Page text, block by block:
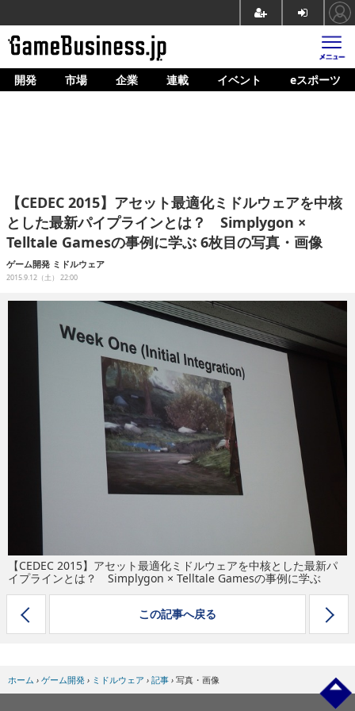
ホーム
企業動向
人材育成
産業政策
イベント/セミナー
開発 市場 企業 連載 イベント eスポーツ
【CEDEC 2015】アセット最適化ミドルウェアを中核
とした最新パイプラインとは？ Simplygon ×
Telltale Gamesの事例に学ぶ 6枚目の写真・画像
ゲーム開発 ミドルウェア
2015.9.12（土） 22:00
【CEDEC 2015】アセット最適化ミドルウェアを中核とした最新パ
イプラインとは？ Simplygon × Telltale Gamesの事例に学ぶ
この記事へ戻る
ホーム › ゲーム開発 › ミドルウェア › 記事 › 写真・画像